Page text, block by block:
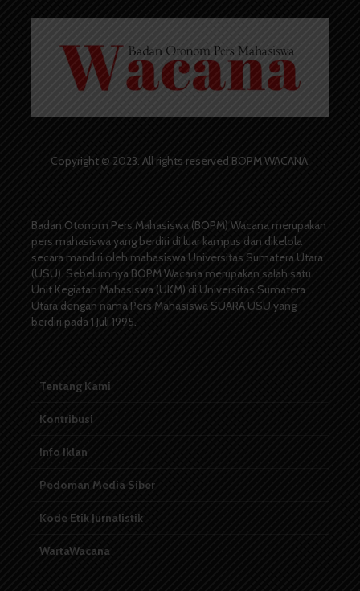
Copyright © 2023. All rights reserved BOPM WACANA.
Badan Otonom Pers Mahasiswa (BOPM) Wacana merupakan
pers mahasiswa yang berdiri di luar kampus dan dikelola
secara mandiri oleh mahasiswa Universitas Sumatera Utara
(USU). Sebelumnya BOPM Wacana merupakan salah satu
Unit Kegiatan Mahasiswa (UKM) di Universitas Sumatera
Utara dengan nama Pers Mahasiswa SUARA USU yang
berdiri pada 1 Juli 1995.
Tentang Kami
Kontribusi
Info Iklan
Pedoman Media Siber
Kode Etik Jurnalistik
WartaWacana